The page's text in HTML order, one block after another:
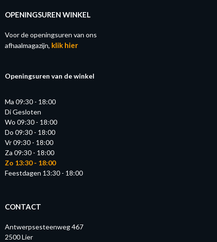
OPENINGSUREN WINKEL
Voor de openingsuren van ons
afhaalmagazijn, klik hier
Openingsuren van de winkel
Ma 09:30 - 18:00
Di Gesloten
Wo 09:30 - 18:00
Do 09:30 - 18:00
Vr 09:30 - 18:00
Za 09:30 - 18:00
Zo 13:30 - 18:00
Feestdagen 13:30 - 18:00
CONTACT
Antwerpsesteenweg 467
2500 Lier